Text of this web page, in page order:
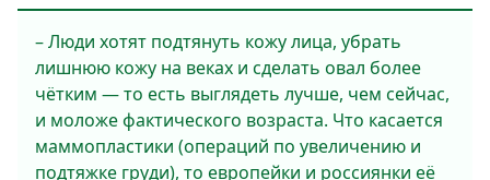
– Люди хотят подтянуть кожу лица, убрать
лишнюю кожу на веках и сделать овал более
чётким ― то есть выглядеть лучше, чем сейчас,
и моложе фактического возраста. Что касается
маммопластики (операций по увеличению и
подтяжке груди), то европейки и россиянки её